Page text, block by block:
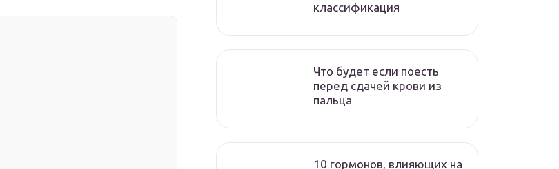
классификация
Что будет если поесть
перед сдачей крови из
пальца
10 гормонов, влияющих на